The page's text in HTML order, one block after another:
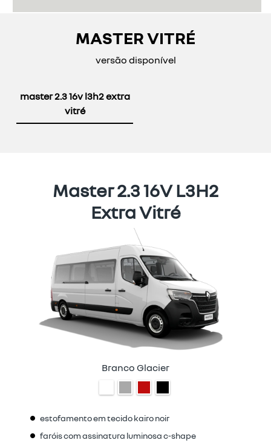
MASTER VITRÉ
versão disponível
master 2.3 16v l3h2 extra
vitré
Master 2.3 16V L3H2
Extra Vitré
Branco Glacier
estofamento em tecido kairo noir
faróis com assinatura luminosa c-shape